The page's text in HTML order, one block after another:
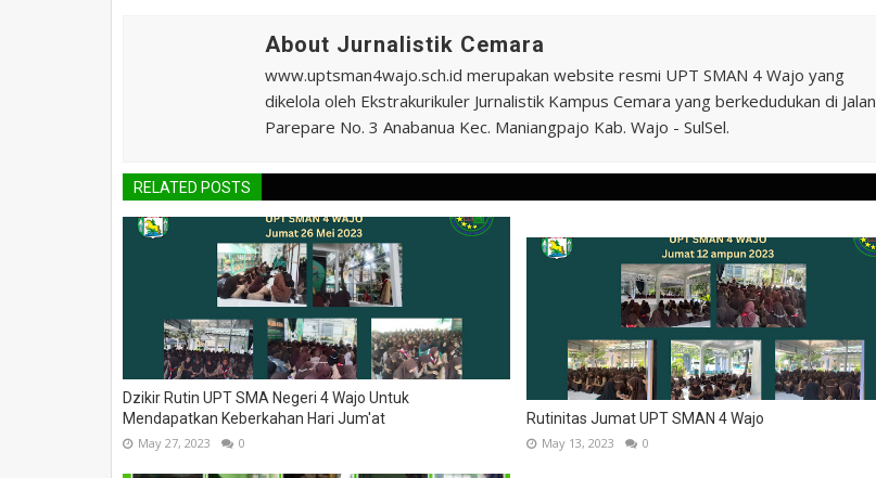
About Jurnalistik Cemara
www.uptsman4wajo.sch.id merupakan website resmi UPT SMAN 4 Wajo yang
dikelola oleh Ekstrakurikuler Jurnalistik Kampus Cemara yang berkedudukan di Jalan
Parepare No. 3 Anabanua Kec. Maniangpajo Kab. Wajo - SulSel.
RELATED POSTS
Dzikir Rutin UPT SMA Negeri 4 Wajo Untuk
Mendapatkan Keberkahan Hari Jum'at
May 27, 2023 0
Rutinitas Jumat UPT SMAN 4 Wajo
May 13, 2023 0